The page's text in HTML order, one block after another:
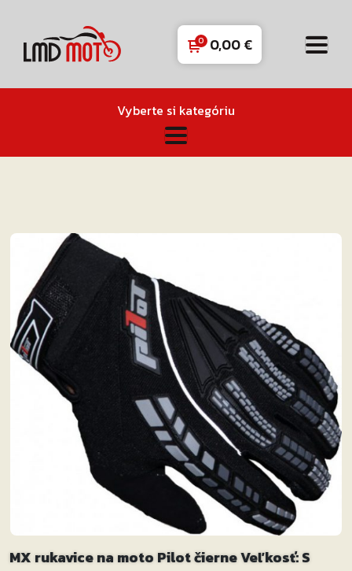
0,00€
Vyberte si kategóriu
MX rukavice na moto Pilot čierne Veľkosť: S